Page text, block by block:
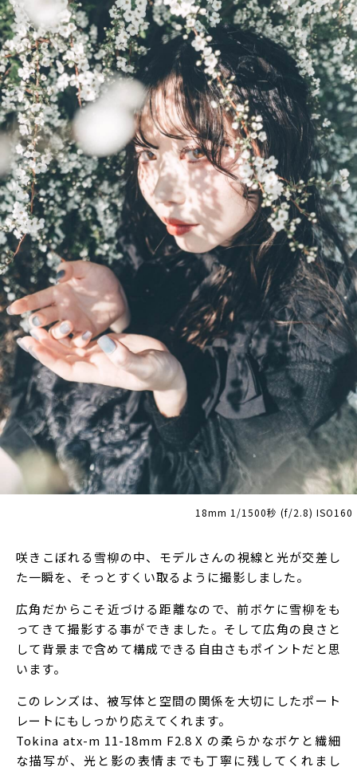
18mm 1/1500秒 (f/2.8) ISO160
咲きこぼれる雪柳の中、モデルさんの視線と光が交差し
た一瞬を、そっとすくい取るように撮影しました。
広角だからこそ近づける距離なので、前ボケに雪柳をも
ってきて撮影する事ができました。そして広角の良さと
して背景まで含めて構成できる自由さもポイントだと思
います。
このレンズは、被写体と空間の関係を大切にしたポート
レートにもしっかり応えてくれます。
Tokina atx-m 11-18mm F2.8 X の柔らかなボケと繊細
な描写が、光と影の表情までも丁寧に残してくれまし